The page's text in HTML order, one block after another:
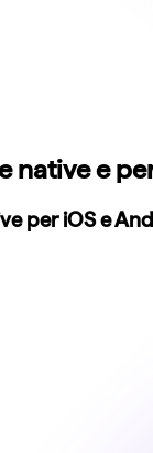
native e
per iOS e